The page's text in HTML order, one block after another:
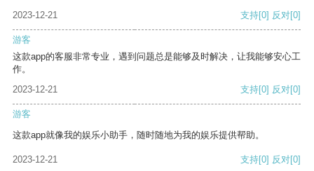
2023-12-21 支持[0] 反对[0]
游客
这款app的客服非常专业，遇到问题总是能够及时解决，让我能够安心工
作。
2023-12-21
支持[0] 反对[0]
游客
这款app就像我的娱乐小助手，随时随地为我的娱乐提供帮助。
2023-12-21 支持[0] 反对[0]